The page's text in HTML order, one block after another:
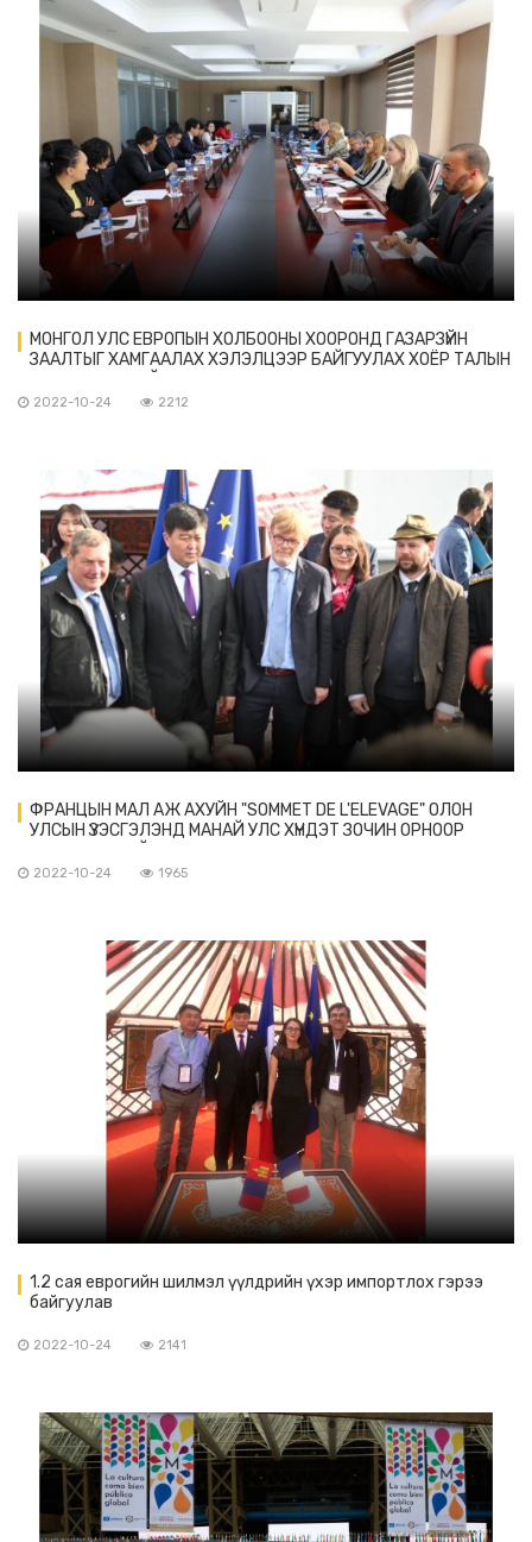
МОНГОЛ УЛС ЕВРОПЫН ХОЛБООНЫ ХООРОНД ГАЗАРЗҮЙН
ЗААЛТЫГ ХАМГААЛАХ ХЭЛЭЛЦЭЭР БАЙГУУЛАХ ХОЁР ТАЛЫН
2022-10-24 2212
ФРАНЦЫН МАЛ АЖ АХУЙН "SOMMET DE L'ELEVAGE" ОЛОН
УЛСЫН ҮЗЭСГЭЛЭНД МАНАЙ УЛС ХҮНДЭТ ЗОЧИН ОРНООР
2022-10-24 1965
1.2 сая еврогийн шилмэл үүлдрийн үхэр импортлох гэрээ
байгуулав
2022-10-24 2141